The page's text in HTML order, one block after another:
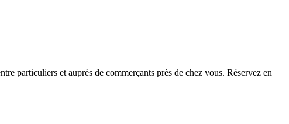
particuliers et auprès de commerçants près de chez vous. Réservez en